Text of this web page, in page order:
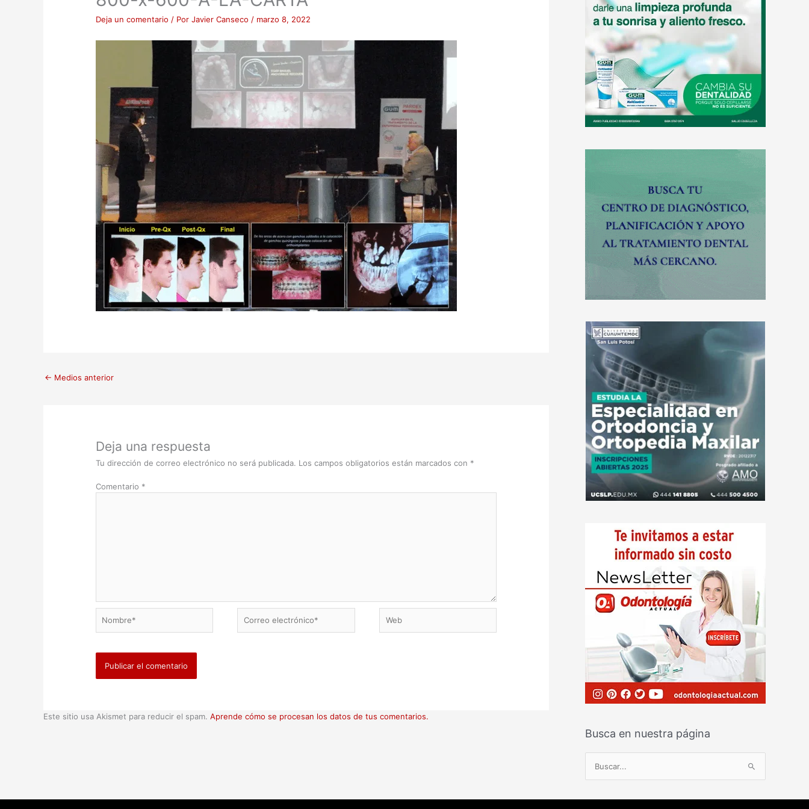
Deja un comentario / Por Javier Canseco / marzo 8, 2022
← Medios anterior
Deja una respuesta
Tu dirección de correo electrónico no será publicada. Los campos obligatorios están marcados con *
Comentario *
electrónico*
Este sitio usa Akismet para reducir el spam. Aprende cómo se procesan los datos de tus comentarios.
Busca en nuestra página
s